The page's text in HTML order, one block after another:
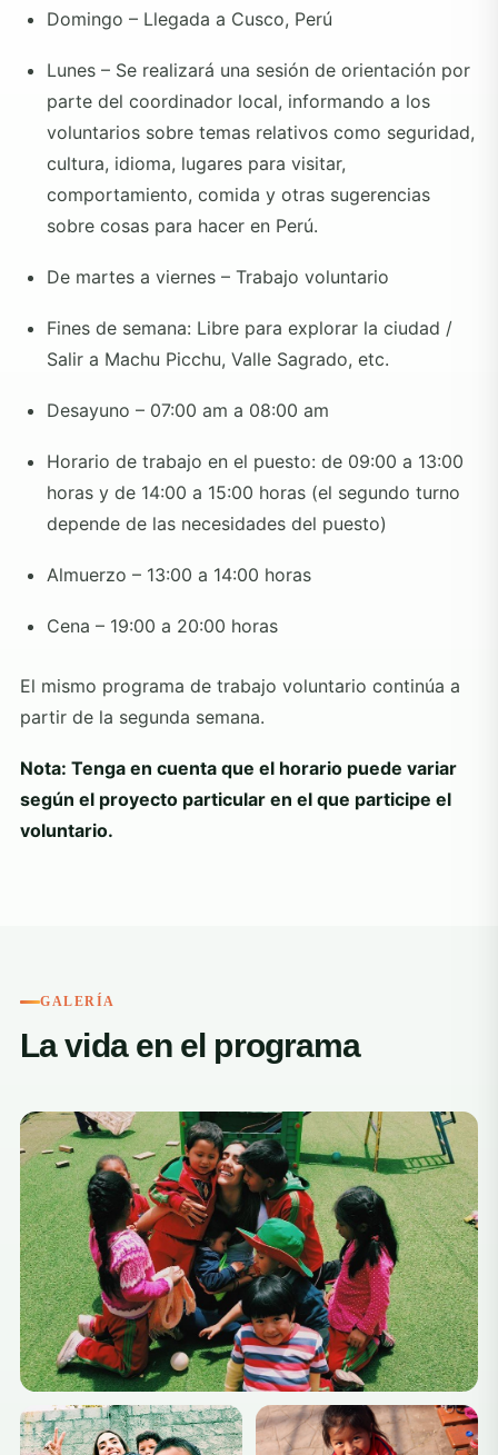
Domingo – Llegada a Cusco, Perú
Lunes – Se realizará una sesión de orientación por
parte del coordinador local, informando a los
voluntarios sobre temas relativos como seguridad,
cultura, idioma, lugares para visitar,
comportamiento, comida y otras sugerencias
sobre cosas para hacer en Perú.
De martes a viernes – Trabajo voluntario
Fines de semana: Libre para explorar la ciudad /
Salir a Machu Picchu, Valle Sagrado, etc.
Desayuno – 07:00 am a 08:00 am
Horario de trabajo en el puesto: de 09:00 a 13:00
horas y de 14:00 a 15:00 horas (el segundo turno
depende de las necesidades del puesto)
Almuerzo – 13:00 a 14:00 horas
Cena – 19:00 a 20:00 horas
El mismo programa de trabajo voluntario continúa a
partir de la segunda semana.
Nota: Tenga en cuenta que el horario puede variar
según el proyecto particular en el que participe el
voluntario.
GALERÍA
La vida en el programa